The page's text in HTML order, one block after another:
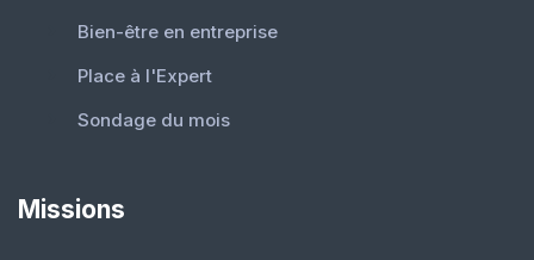
Bien-être en entreprise
Place à l'Expert
Sondage du mois
Missions